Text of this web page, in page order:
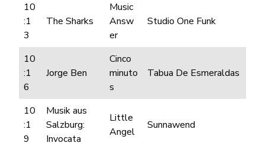
10
:1
3
The Sharks
Music
Answ
er
Studio One Funk
10
:1
6
Jorge Ben
Cinco
minuto
s
Tabua De Esmeraldas
10
:1
9
Musik aus
Salzburg:
Invocata
Little
Angel
Sunnawend